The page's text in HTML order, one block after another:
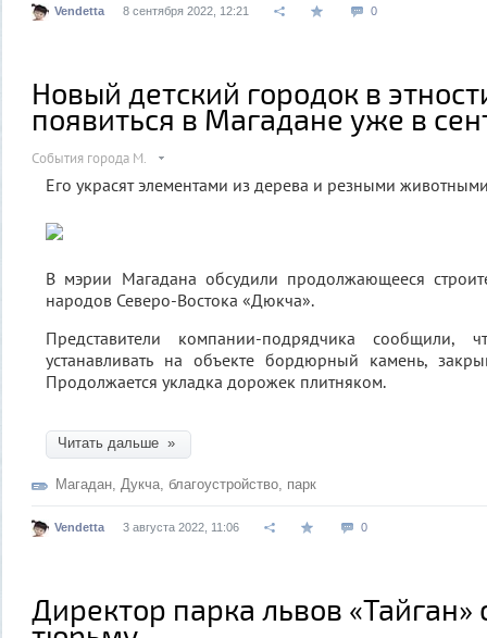
Vendetta 8 сентября 2022, 12:21 0
Новый детский городок в
появиться в Магадане уже в
События города М.
Его украсят элементами из дерева и резными
В мэрии Магадана обсудили продолжающееся
народов Северо-Востока «Дюкча».
Представители компании-подрядчика сообщили,
устанавливать на объекте бордюрный камень,
Продолжается укладка дорожек плитняком.
Читать дальше »
Магадан Дукча благоустройство парк
Vendetta 3 августа 2022, 11:06 0
Директор парка львов «Тайган»